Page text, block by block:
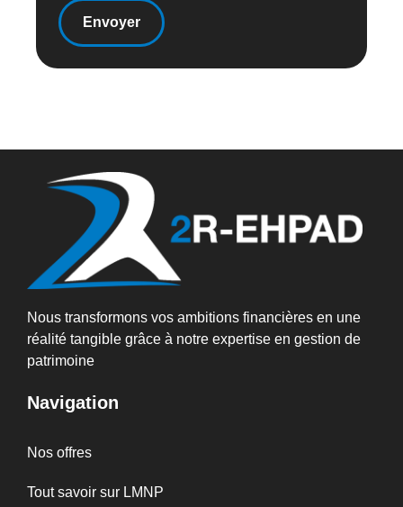
Nous transformons vos ambitions financières en une
réalité tangible grâce à notre expertise en gestion de
patrimoine
Navigation
Nos offres
Tout savoir sur LMNP